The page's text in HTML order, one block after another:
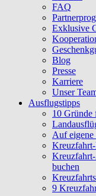
FAQ
Exklusive
Blog
Presse
Karriere
Unser
Ausflugstipps
10 Gründe
Auf eigene
buchen
9